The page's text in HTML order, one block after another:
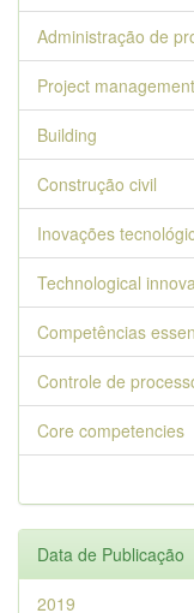
Administração de
Project management
Building
Construção civil
Inovações
Technological
Competências
Controle de
Core competencies
Data de Publicação
2019